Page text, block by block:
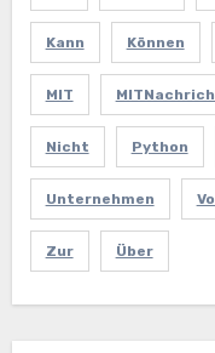
Kann Können
MIT
Nicht Python
Unternehmen
Zur Über